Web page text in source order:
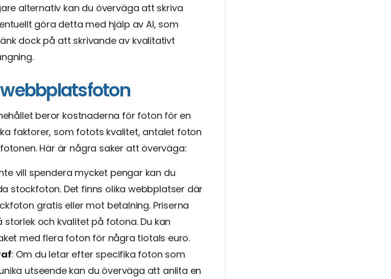
alternativ kan du överväga att skriva
göra detta med hjälp av AI, som
dock på att skrivande av kvalitativt
beror kostnaderna för foton för en
faktorer, som fotots kvalitet, antalet foton
Här är några saker att överväga:
vill spendera mycket pengar kan du
stockfoton. Det finns olika webbplatser där
gratis eller mot betalning. Priserna
och kvalitet på fotona. Du kan
med flera foton för några tiotals euro.
: Om du letar efter specifika foton som
utseende kan du överväga att anlita en